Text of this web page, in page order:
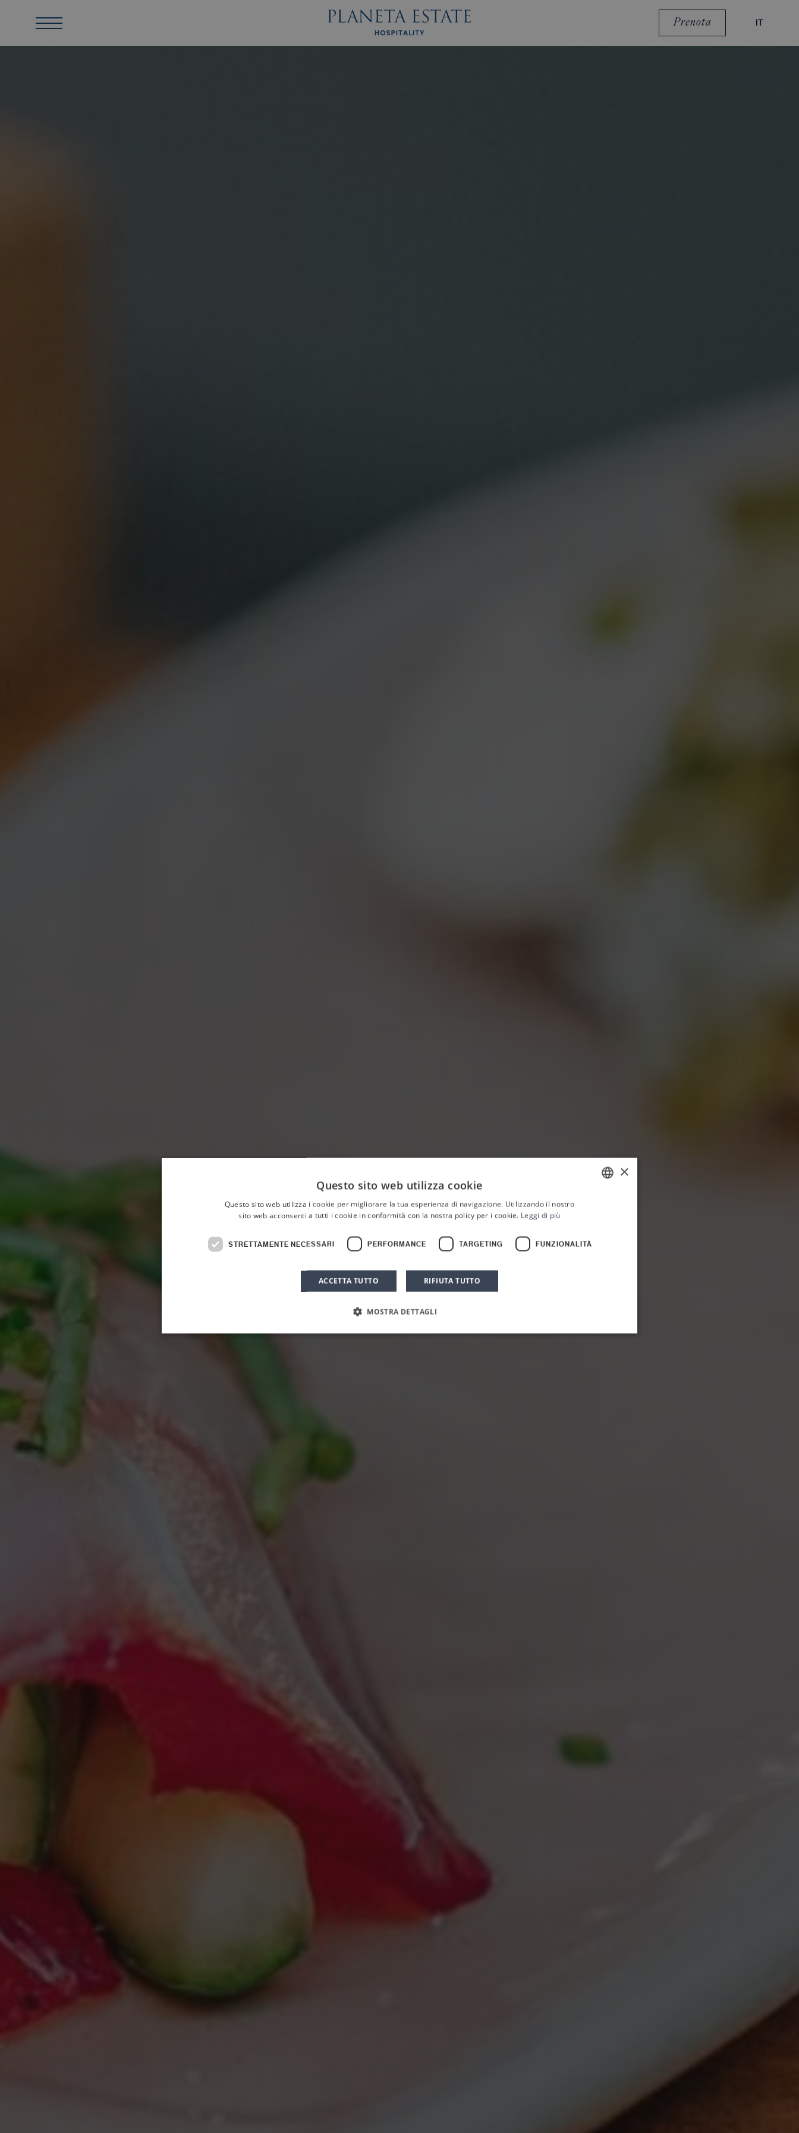
Prenota IT
HOME NEWS & EVENTI NEWS EVENTI NEWS
Chef’s Table
×
Questo sito web utilizza cookie
Questo sito web utilizza i cookie per migliorare la tua esperienza di navigazione. Utilizzando il nostro
sito web acconsenti a tutti i cookie in conformità con la nostra policy per i cookie. Leggi di più
STRETTAMENTE NECESSARI PERFORMANCE TARGETING FUNZIONALITÀ
ACCETTA TUTTO RIFIUTA TUTTO
MOSTRA DETTAGLI